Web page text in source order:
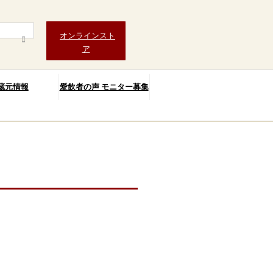
オンラインスト
ア
元情報 愛飲者の声 モニター募集